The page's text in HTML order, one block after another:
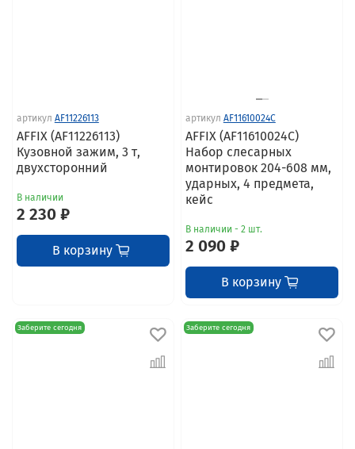
артикул AF11226113
AFFIX (AF11226113)
Кузовной зажим, 3 т,
двухсторонний
В наличии
2 230 ₽
В корзину
артикул AF11610024C
AFFIX (AF11610024C)
Набор слесарных
монтировок 204-608 мм,
ударных, 4 предмета,
кейс
В наличии - 2 шт.
2 090 ₽
В корзину
Заберите сегодня Заберите сегодня